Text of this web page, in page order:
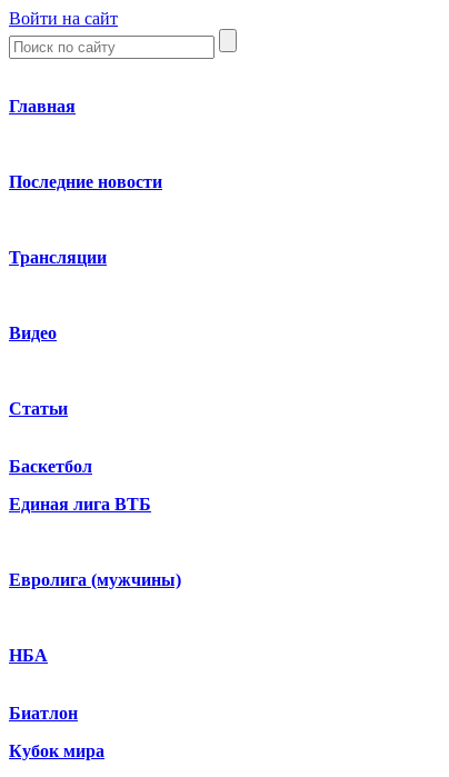
Войти на сайт
Главная
Последние новости
Трансляции
Видео
Статьи
Баскетбол
Единая лига ВТБ
Евролига (мужчины)
НБА
Биатлон
Кубок мира